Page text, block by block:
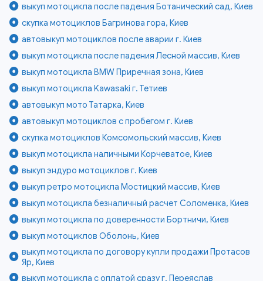
выкуп мотоцикла после падения Ботанический сад, Киев
скупка мотоциклов Багринова гора, Киев
автовыкуп мотоциклов после аварии г. Киев
выкуп мотоцикла после падения Лесной массив, Киев
выкуп мотоцикла BMW Приречная зона, Киев
выкуп мотоцикла Kawasaki г. Тетиев
автовыкуп мото Татарка, Киев
автовыкуп мотоциклов с пробегом г. Киев
скупка мотоциклов Комсомольский массив, Киев
выкуп мотоцикла наличными Корчеватое, Киев
выкуп эндуро мотоциклов г. Киев
выкуп ретро мотоцикла Мостицкий массив, Киев
выкуп мотоцикла безналичный расчет Соломенка, Киев
выкуп мотоцикла по доверенности Бортничи, Киев
выкуп мотоциклов Оболонь, Киев
выкуп мотоцикла по договору купли продажи Протасов
Яр, Киев
выкуп мотоцикла с оплатой сразу г. Переяслав